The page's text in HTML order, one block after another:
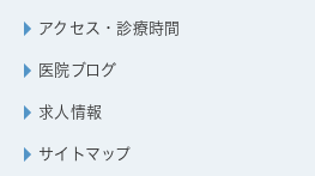
アクセス・診療時間
医院ブログ
求人情報
サイトマップ